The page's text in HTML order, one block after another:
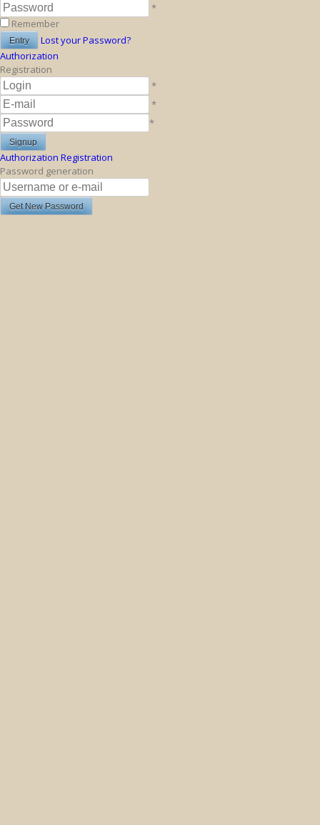
*
Remember
Lost your Password?
Authorization
Registration
*
*
*
Authorization Registration
Password generation